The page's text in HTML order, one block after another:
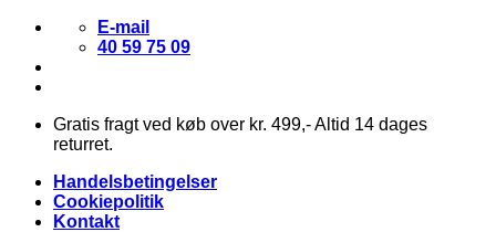
Fortsæt
indhold
E-mail
40 59 75 09
Gratis fragt ved køb over kr. 499,- Altid 14 dages
returret.
Handelsbetingelser
Cookiepolitik
Kontakt